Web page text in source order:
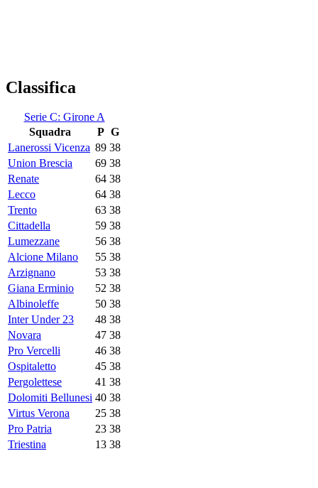
Classifica
Serie C: Girone A
Squadra
P G
Lanerossi Vicenza 89 38
Union Brescia
69 38
Renate
64 38
Lecco
64 38
Trento
63 38
Cittadella
59 38
Lumezzane
56 38
Alcione Milano
55 38
Arzignano
53 38
Giana Erminio
52 38
Albinoleffe
50 38
Inter Under 23
48 38
Novara
47 38
Pro Vercelli
46 38
Ospitaletto
45 38
Pergolettese
41 38
Dolomiti Bellunesi 40 38
Virtus Verona
25 38
Pro Patria
23 38
Triestina
13 38